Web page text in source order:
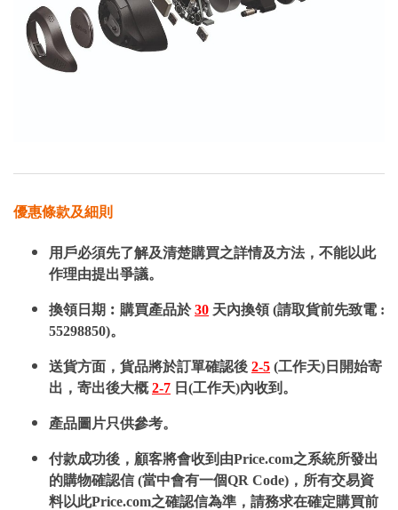
優惠條款及細則
用戶必須先了解及清楚購買之詳情及方法，不能以此
作理由提出爭議。
換領日期︰購買產品於30 天內換領 (請取貨前先致電 :
55298850)。
送貨方面，貨品將於訂單確認後 2-5 (工作天)日開始寄
出，寄出後大概2-7 日(工作天)內收到。
產品圖片只供參考。
付款成功後，顧客將會收到由Price.com之系統所發出
的購物確認信 (當中會有一個QR Code)，所有交易資
料以此Price.com之確認信為準，請務求在確定購買前